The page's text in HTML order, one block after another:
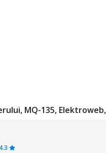
MQ-135,
4.3